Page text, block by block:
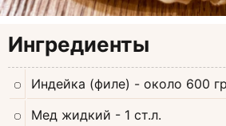
Ингредиенты
Индейка (филе) - около 600 гр
Мед жидкий - 1 ст.л.